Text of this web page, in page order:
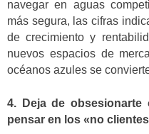
navegar en aguas
más segura, las cifras
de crecimiento y
nuevos espacios de
océanos azules se
4. Deja de
pensar en los «no